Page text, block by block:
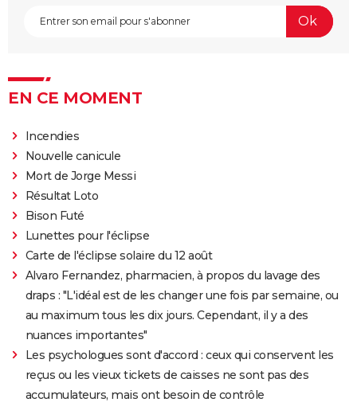
Avengers 6 : date, personnages... Tout sur Secret
Wars
Sonic 2 : intrigue, casting, streaming, avis... Les infos
sur le film
des Quatre Fantastiques ?
The Batman 2 : la suite annoncée, Matt Reeves et
Robert Pattinson de retour
Spider-Man Brand New Day : Tom Holland retrouve
des visages familiers de Marvel dans la bande-
annonce
Legend of Zelda, le film : qui sont Bo Bragason et
Benjamin Evan Ainsworth, les acteurs principaux ?
EN CE MOMENT
Incendies
Nouvelle canicule
Mort de Jorge Messi
Résultat Loto
Bison Futé
Lunettes pour l'éclipse
Carte de l'éclipse solaire du 12 août
Alvaro Fernandez, pharmacien, à propos du lavage des
draps : "L'idéal est de les changer une fois par semaine, ou
au maximum tous les dix jours. Cependant, il y a des
nuances importantes"
Les psychologues sont d'accord : ceux qui conservent les
reçus ou les vieux tickets de caisses ne sont pas des
accumulateurs, mais ont besoin de contrôle